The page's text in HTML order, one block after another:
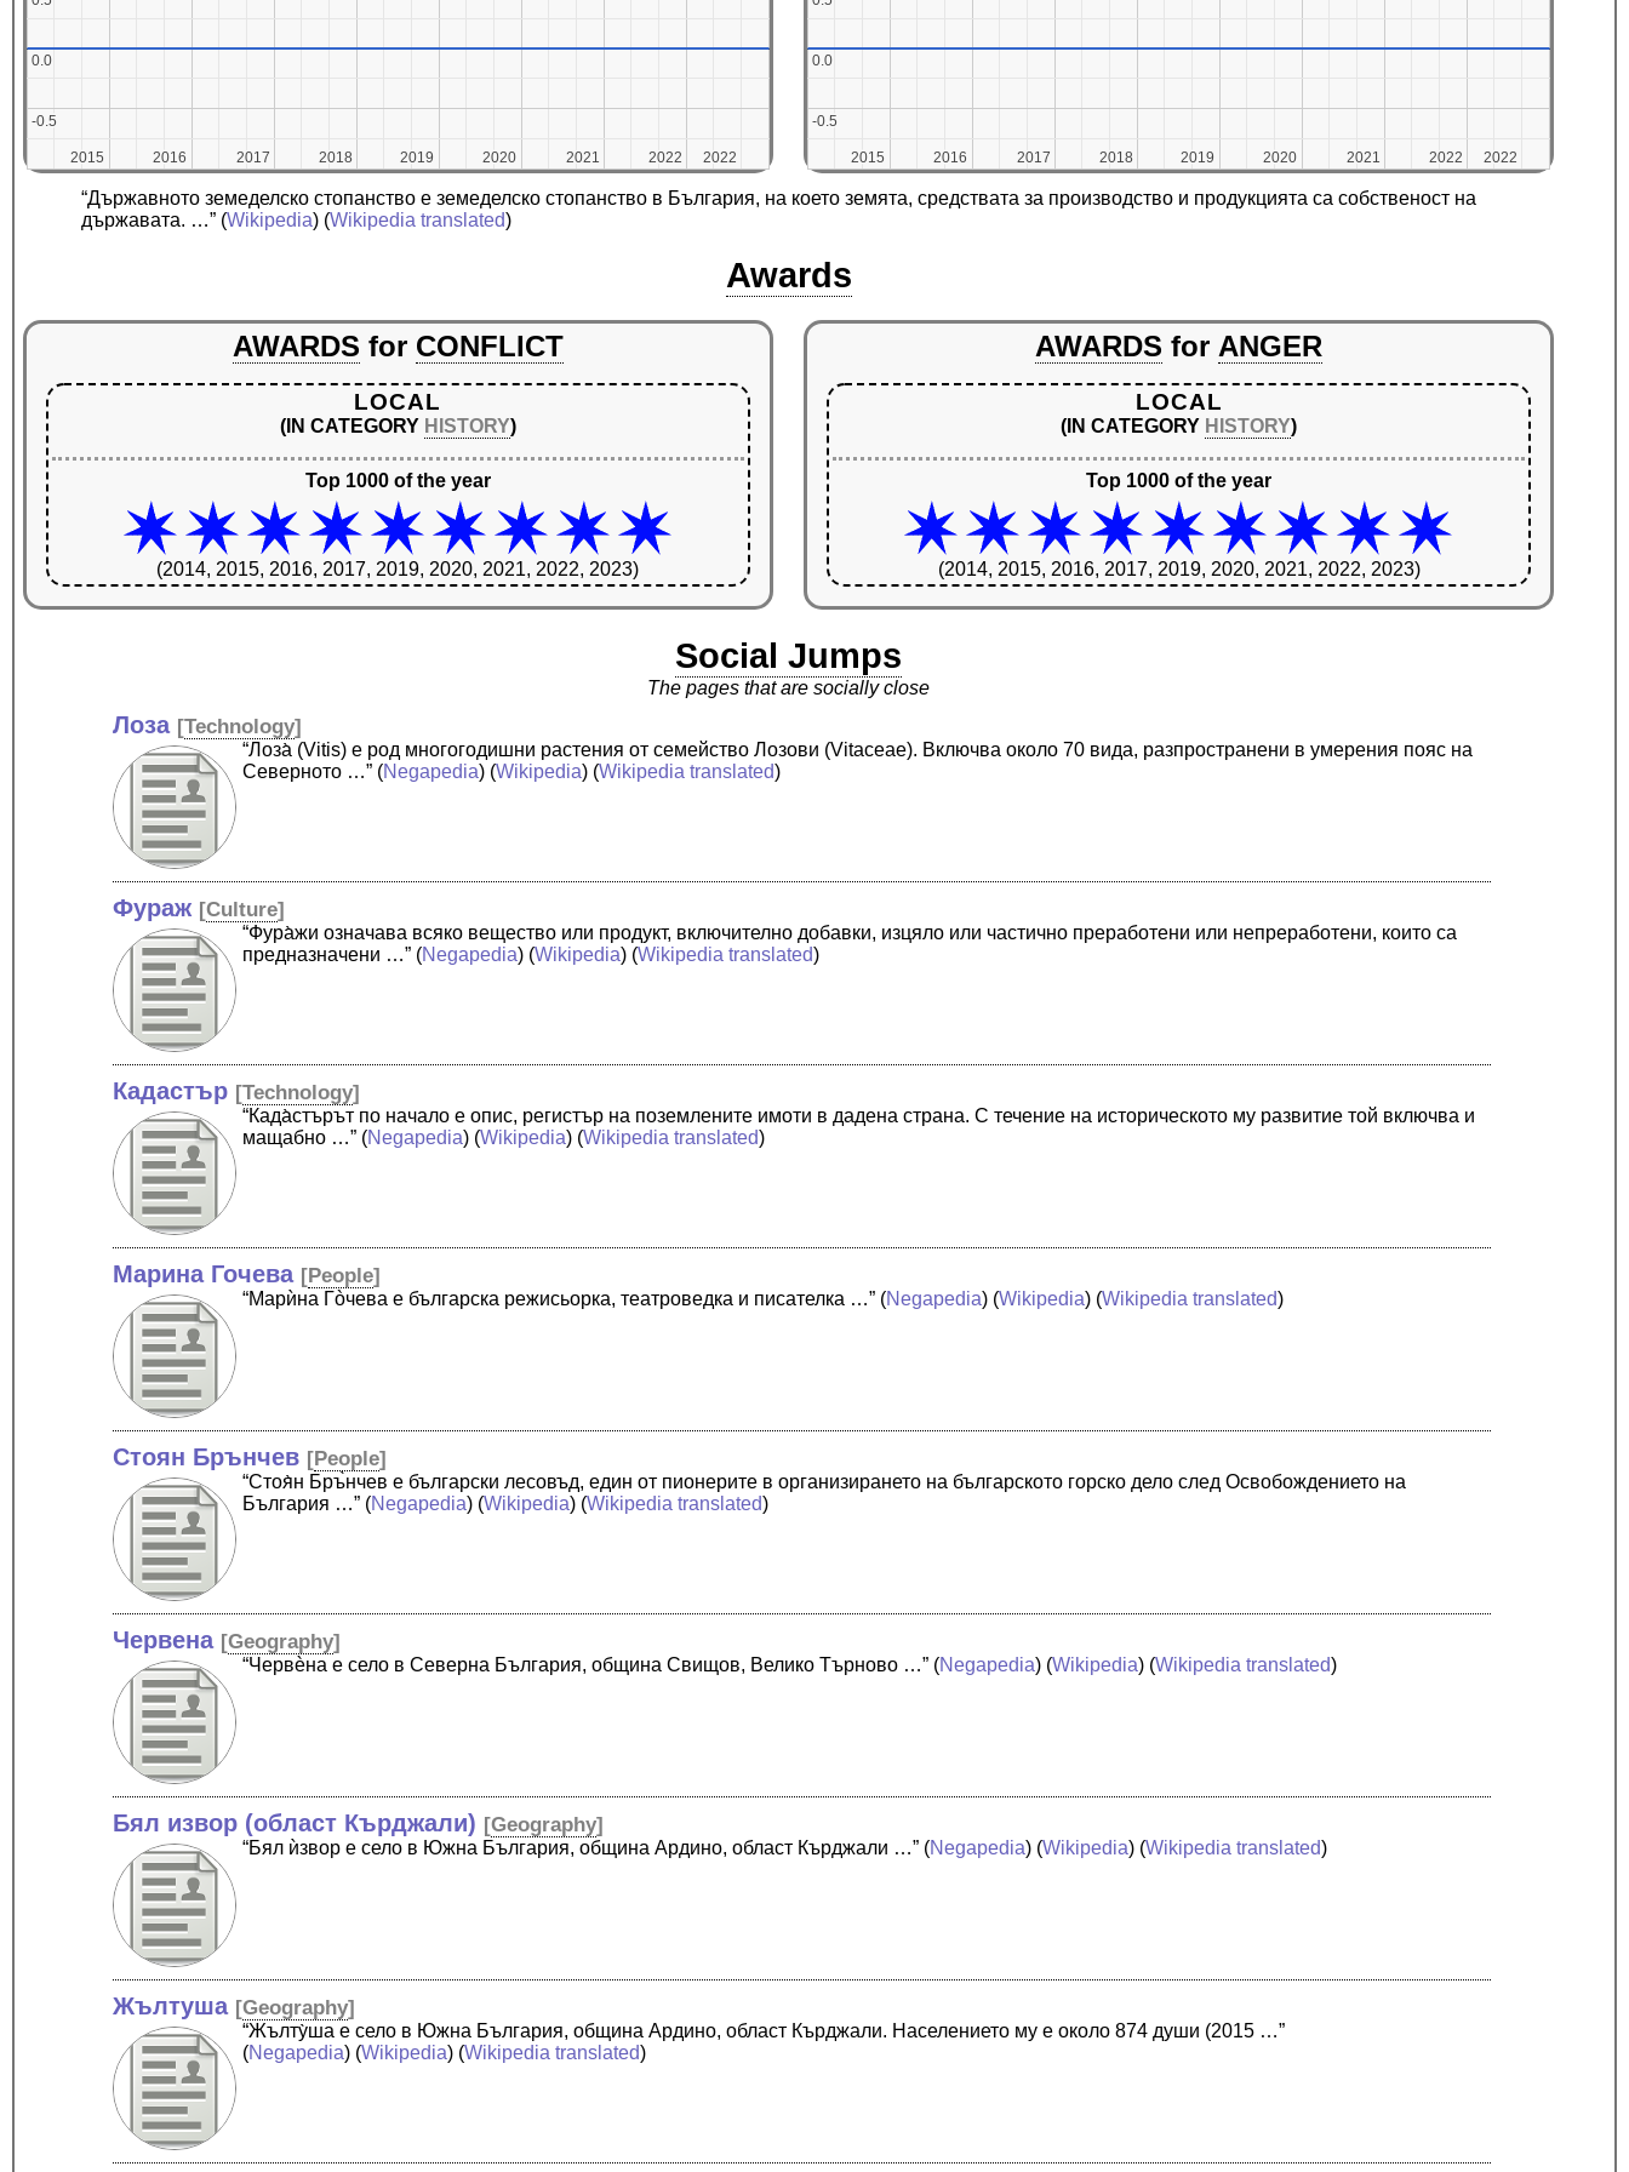
2015
2015 2016
2016 2017
2017 2018
2018 2019
2019 2020
2020 2021
2021 2022
2022 2022
2022
-0.5
-0.5
0.0
0.0
2015
2015 2016
2016 2017
2017 2018
2018 2019
2019 2020
2020 2021
2021 2022
2022 2022
2022
-0.5
-0.5
0.0
0.0
“Държавното земеделско стопанство е земеделско стопанство в България, на което земята, средствата за производство и продукцията са собственост на
държавата. …” (Wikipedia) (Wikipedia translated)
Awards
AWARDS for CONFLICT
LOCAL
(IN CATEGORY HISTORY)
Top 1000 of the year
(2014, 2015, 2016, 2017, 2019, 2020, 2021, 2022, 2023)
AWARDS for ANGER
LOCAL
(IN CATEGORY HISTORY)
Top 1000 of the year
(2014, 2015, 2016, 2017, 2019, 2020, 2021, 2022, 2023)
Social Jumps
The pages that are socially close
Лоза [Technology]
“Лоза̀ (Vitis) е род многогодишни растения от семейство Лозови (Vitaceae). Включва около 70 вида, разпространени в умерения пояс на
Северното …” (Negapedia) (Wikipedia) (Wikipedia translated)
Фураж [Culture]
“Фура̀жи означава всяко вещество или продукт, включително добавки, изцяло или частично преработени или непреработени, които са
предназначени …” (Negapedia) (Wikipedia) (Wikipedia translated)
Кадастър [Technology]
“Када̀стърът по начало е опис, регистър на поземлените имоти в дадена страна. С течение на историческото му развитие той включва и
мащабно …” (Negapedia) (Wikipedia) (Wikipedia translated)
Марина Гочева [People]
“Марѝна Гòчева е българска режисьорка, театроведка и писателка …” (Negapedia) (Wikipedia) (Wikipedia translated)
Стоян Брънчев [People]
“Стоя̀н Бръ̀нчев е български лесовъд, един от пионерите в организирането на българското горско дело след Освобождението на
България …” (Negapedia) (Wikipedia) (Wikipedia translated)
Червена [Geography]
“Червѐна е село в Северна България, община Свищов, Велико Търново …” (Negapedia) (Wikipedia) (Wikipedia translated)
Бял извор (област Кърджали) [Geography]
“Бял ѝзвор е село в Южна България, община Ардино, област Кърджали …” (Negapedia) (Wikipedia) (Wikipedia translated)
Жълтуша [Geography]
“Жълту̀ша е село в Южна България, община Ардино, област Кърджали. Населението му е около 874 души (2015 …”
(Negapedia) (Wikipedia) (Wikipedia translated)